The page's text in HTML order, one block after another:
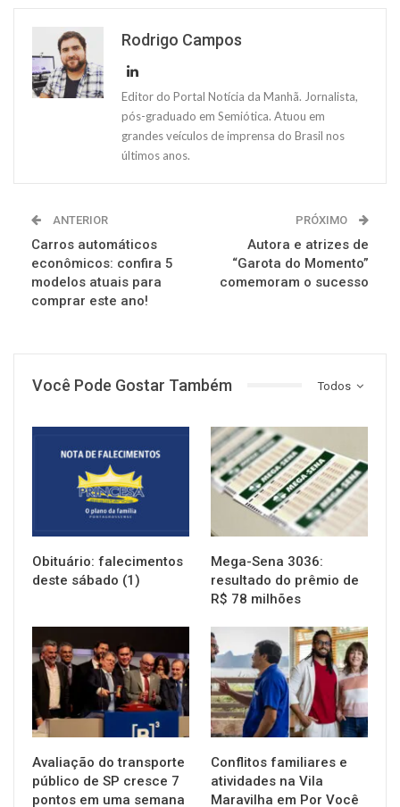
Rodrigo Campos
Editor do Portal Notícia da Manhã. Jornalista,
pós-graduado em Semiótica. Atuou em
grandes veículos de imprensa do Brasil nos
últimos anos.
ANTERIOR
Carros automáticos
econômicos: confira 5
modelos atuais para
comprar este ano!
PRÓXIMO
Autora e atrizes de
“Garota do Momento”
comemoram o sucesso
Todos
Você Pode Gostar Também
Obituário: falecimentos
deste sábado (1)
NOTÍCIAS
Mega-Sena 3036:
resultado do prêmio de
R$ 78 milhões
NOTÍCIAS
Avaliação do transporte
público de SP cresce 7
pontos em uma semana
NOTÍCIAS
Conflitos familiares e
atividades na Vila
Maravilha em Por Você